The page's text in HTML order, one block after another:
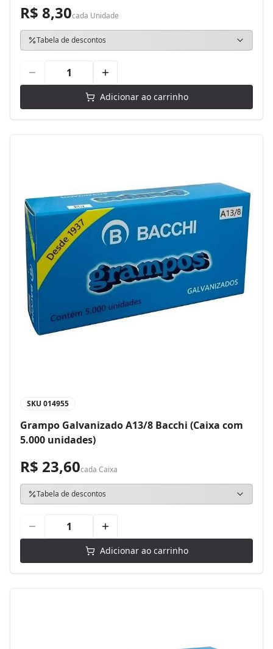
R$ 8,30cada Unidade
Tabela de descontos
Adicionar ao carrinho
SKU 014955
Grampo Galvanizado A13/8 Bacchi (Caixa com
5.000 unidades)
R$ 23,60cada Caixa
Tabela de descontos
Adicionar ao carrinho